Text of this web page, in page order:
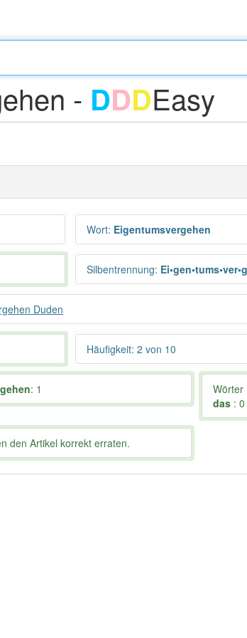
- DDDEasy
Wort: Eigentumsvergehen
Silbentrennung:
Duden
Häufigkeit: 2 von 10
: 1
das : 0
den Artikel korrekt erraten.